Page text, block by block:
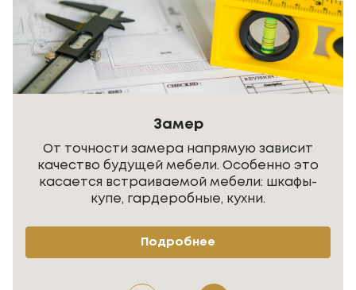
Замер
От точности замера напрямую зависит
качество будущей мебели. Особенно это
касается встраиваемой мебели: шкафы-
купе, гардеробные, кухни.
Подробнее